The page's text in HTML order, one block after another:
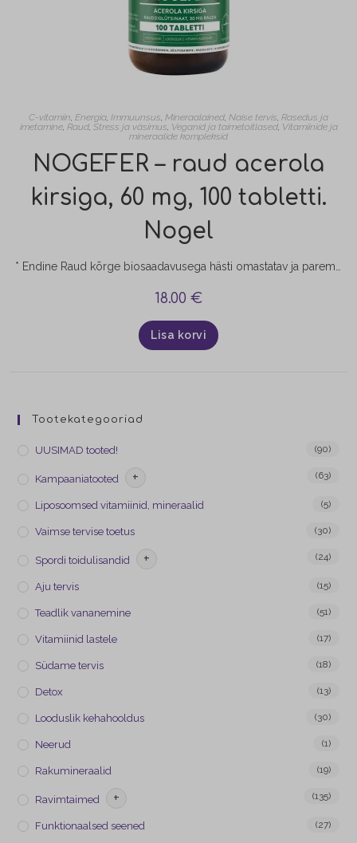
C-vitamiin, Energia, Immuunsus, Mineraalained, Naise tervis, Rasedus ja
imetamine, Raud, Stress ja väsimus, Veganid ja taimetoitlased, Vitamiinide ja
mineraalide kompleksid
NOGEFER – raud acerola
kirsiga, 60 mg, 100 tabletti.
Nogel
* Endine Raud kõrge biosaadavusega hästi omastatav ja paremini talutavam rauddiglütsinaat looduslik C-vitamiin acerolast 1 tablett = 30 mg rauda 1 purk = 100 tabletti 1 toode = annetus Lastefondile sobib ka veganitele sobib purustatuna alates 6ndast elukuust Vaid 4 koostisosa. Kontrollitud gluteenivaba. Raua ja C-vitamiini sisaldus on laboris kontollitud.
18.00 €
Lisa korvi
Tootekategooriad
UUSIMAD tooted! (90)
Kampaaniatooted + (63)
Liposoomsed vitamiinid, mineraalid (5)
Vaimse tervise toetus (30)
Spordi toidulisandid + (24)
Aju tervis (15)
Teadlik vananemine (51)
Vitamiinid lastele (17)
Südame tervis (18)
Detox (13)
Looduslik kehahooldus (30)
Neerud (1)
Rakumineraalid (19)
Ravimtaimed + (135)
Funktionaalsed seened (27)